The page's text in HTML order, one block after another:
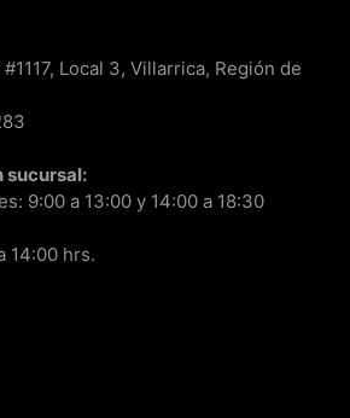
Local 3, Villarrica, Región de
sucursal:
9:00 a 13:00 y 14:00 a 18:30
14:00 hrs.